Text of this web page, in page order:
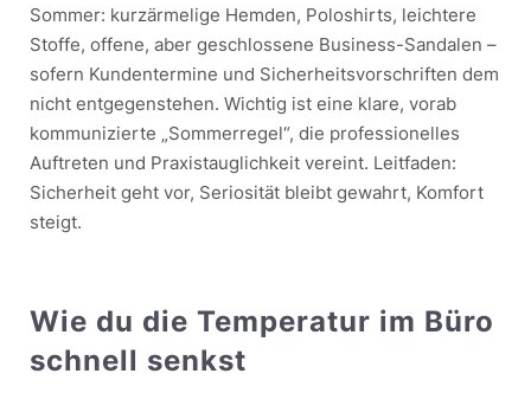
Sommer: kurzärmelige Hemden, Poloshirts, leichtere
Stoffe, offene, aber geschlossene Business-Sandalen –
sofern Kundentermine und Sicherheitsvorschriften dem
nicht entgegenstehen. Wichtig ist eine klare, vorab
kommunizierte „Sommerregel“, die professionelles
Auftreten und Praxistauglichkeit vereint. Leitfaden:
Sicherheit geht vor, Seriosität bleibt gewahrt, Komfort
steigt.
Wie du die Temperatur im Büro
schnell senkst